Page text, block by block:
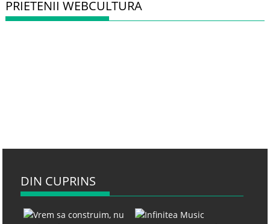
PRIETENII WEBCULTURA
DIN CUPRINS